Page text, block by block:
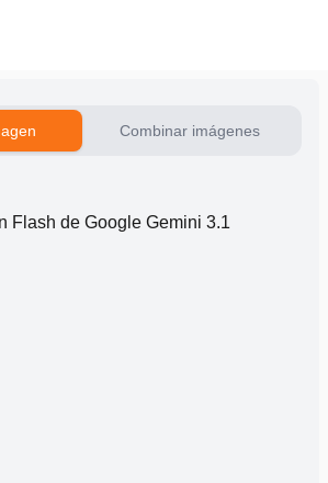
Combinar imágenes
Flash de Google Gemini 3.1